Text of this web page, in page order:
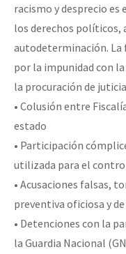
racismo y desprecio
los derechos políticos,
autodeterminación. La
por la impunidad con
la procuración de
• Colusión entre
estado
• Participación
utilizada para el
• Acusaciones falsas,
preventiva oficiosa y
• Detenciones con la
la Guardia Nacional